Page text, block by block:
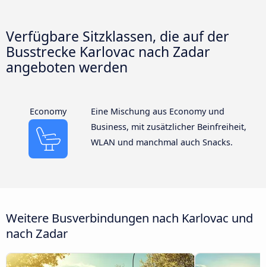
Verfügbare Sitzklassen, die auf der
Busstrecke Karlovac nach Zadar
angeboten werden
Economy
Eine Mischung aus Economy und
Business, mit zusätzlicher Beinfreiheit,
WLAN und manchmal auch Snacks.
Weitere Busverbindungen nach Karlovac und
nach Zadar